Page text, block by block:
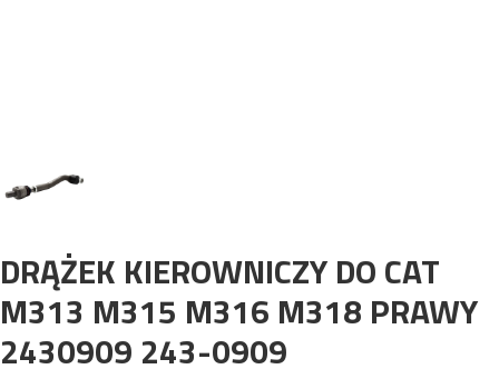
DRĄŻEK KIEROWNICZY DO CAT
M313 M315 M316 M318 PRAWY
2430909 243-0909